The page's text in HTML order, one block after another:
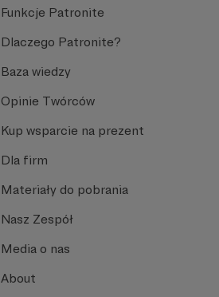
Funkcje Patronite
Dlaczego Patronite?
Baza wiedzy
Opinie Twórców
Kup wsparcie na prezent
Dla firm
Materiały do pobrania
Nasz Zespół
Media o nas
About